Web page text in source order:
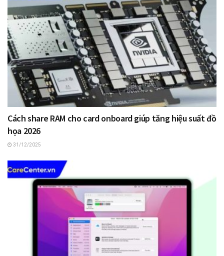
Cách share RAM cho card onboard giúp tăng hiệu suất đồ
họa 2026
31/12/2025